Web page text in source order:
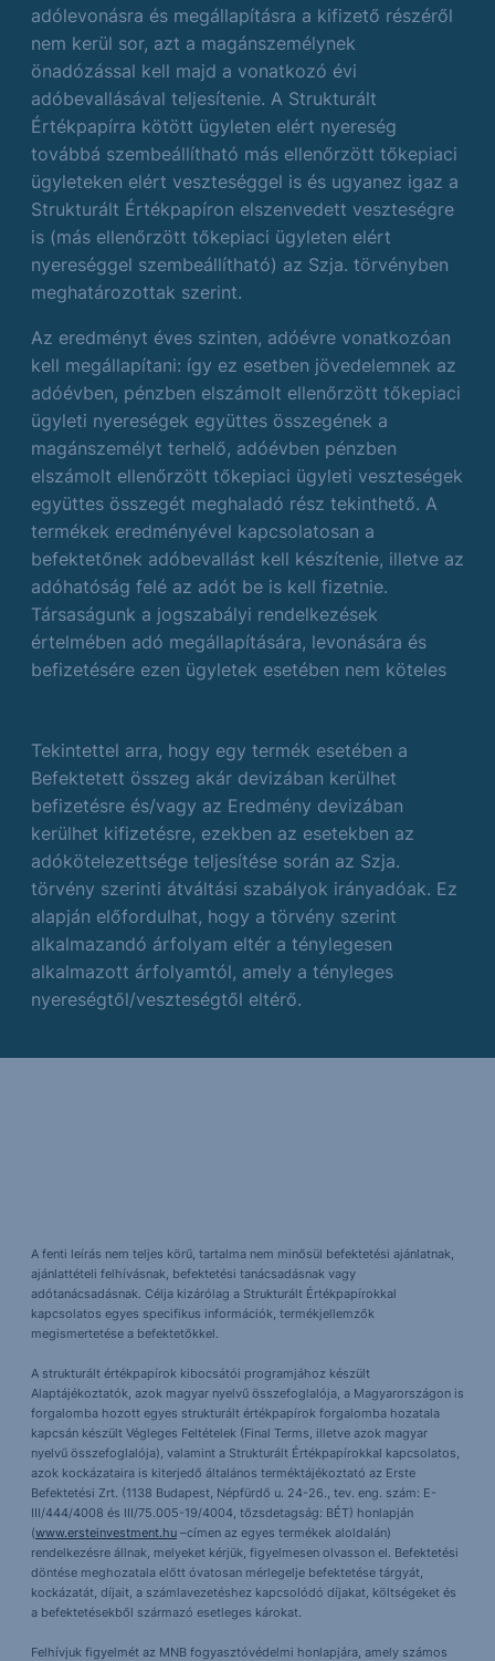
adólevonásra és megállapításra a kifizető részéről
nem kerül sor, azt a magánszemélynek
önadózással kell majd a vonatkozó évi
adóbevallásával teljesítenie. A Strukturált
Értékpapírra kötött ügyleten elért nyereség
továbbá szembeállítható más ellenőrzött tőkepiaci
ügyleteken elért veszteséggel is és ugyanez igaz a
Strukturált Értékpapíron elszenvedett veszteségre
is (más ellenőrzött tőkepiaci ügyleten elért
nyereséggel szembeállítható) az Szja. törvényben
meghatározottak szerint.
Az eredményt éves szinten, adóévre vonatkozóan
kell megállapítani: így ez esetben jövedelemnek az
adóévben, pénzben elszámolt ellenőrzött tőkepiaci
ügyleti nyereségek együttes összegének a
magánszemélyt terhelő, adóévben pénzben
elszámolt ellenőrzött tőkepiaci ügyleti veszteségek
együttes összegét meghaladó rész tekinthető. A
termékek eredményével kapcsolatosan a
befektetőnek adóbevallást kell készítenie, illetve az
adóhatóság felé az adót be is kell fizetnie.
Társaságunk a jogszabályi rendelkezések
értelmében adó megállapítására, levonására és
befizetésére ezen ügyletek esetében nem köteles
Tekintettel arra, hogy egy termék esetében a
Befektetett összeg akár devizában kerülhet
befizetésre és/vagy az Eredmény devizában
kerülhet kifizetésre, ezekben az esetekben az
adókötelezettsége teljesítése során az Szja.
törvény szerinti átváltási szabályok irányadóak. Ez
alapján előfordulhat, hogy a törvény szerint
alkalmazandó árfolyam eltér a ténylegesen
alkalmazott árfolyamtól, amely a tényleges
nyereségtől/veszteségtől eltérő.
A fenti leírás nem teljes körű, tartalma nem minősül befektetési ajánlatnak,
ajánlattételi felhívásnak, befektetési tanácsadásnak vagy
adótanácsadásnak. Célja kizárólag a Strukturált Értékpapírokkal
kapcsolatos egyes specifikus információk, termékjellemzők
megismertetése a befektetőkkel.
A strukturált értékpapírok kibocsátói programjához készült
Alaptájékoztatók, azok magyar nyelvű összefoglalója, a Magyarországon is
forgalomba hozott egyes strukturált értékpapírok forgalomba hozatala
kapcsán készült Végleges Feltételek (Final Terms, illetve azok magyar
nyelvű összefoglalója), valamint a Strukturált Értékpapírokkal kapcsolatos,
azok kockázataira is kiterjedő általános terméktájékoztató az Erste
Befektetési Zrt. (1138 Budapest, Népfürdő u. 24-26., tev. eng. szám: E-
III/444/4008 és III/75.005-19/4004, tőzsdetagság: BÉT) honlapján
(www.ersteinvestment.hu –címen az egyes termékek aloldalán)
rendelkezésre állnak, melyeket kérjük, figyelmesen olvasson el. Befektetési
döntése meghozatala előtt óvatosan mérlegelje befektetése tárgyát,
kockázatát, díjait, a számlavezetéshez kapcsolódó díjakat, költségeket és
a befektetésekből származó esetleges károkat.
Felhívjuk figyelmét az MNB fogyasztóvédelmi honlapjára, amely számos